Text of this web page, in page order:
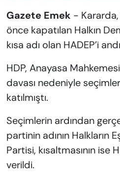
Gazete Emek - Kararda,
önce kapatılan Halkın
kısa adı olan HADEP’i
HDP, Anayasa
davası nedeniyle
katılmıştı.
Seçimlerin ardından
partinin adının Halkların
Partisi, kısaltmasının ise
verildi.